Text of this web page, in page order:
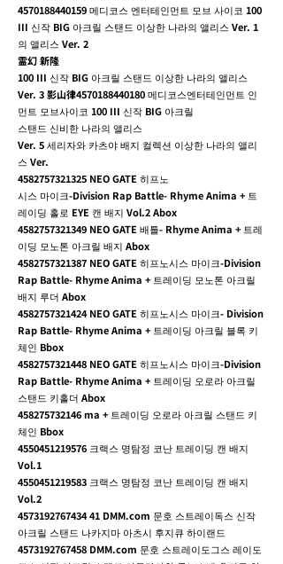
4570188440159메디코스 엔터테인먼트 모브 사이코 100
III 신작 BIG 아크릴 스탠드 이상한 나라의 앨리스 Ver. 1
의 앨리스 Ver. 2
霊幻 新隆
100 III 신작 BIG 아크릴 스탠드 이상한 나라의 앨리스
Ver. 3 影山律4570188440180 메디코스엔터테인먼트 인
먼트 모브사이코 100 III 신작 BIG 아크릴
스탠드 신비한 나라의 앨리스
Ver. 5 세리자와 카츠야 배지 컬렉션 이상한 나라의 앨리
스 Ver.
4582757321325 NEO GATE 히프노
시스 마이크-Division Rap Battle- Rhyme Anima + 트
레이딩 홀로 EYE 캔 배지 Vol.2 Abox
4582757321349 NEO GATE 배틀- Rhyme Anima + 트레
이딩 모노톤 아크릴 배지 Abox
4582757321387 NEO GATE 히프노시스 마이크-Division
Rap Battle- Rhyme Anima + 트레이딩 모노톤 아크릴
배지 루더 Abox
4582757321424NEO GATE 히프노시스 마이크- Division
Rap Battle- Rhyme Anima + 트레이딩 아크릴 블록 키
체인 Bbox
4582757321448 NEO GATE 히프노시스 마이크-Division
Rap Battle- Rhyme Anima + 트레이딩 오로라 아크릴
스탠드 키홀더 Abox
458275732146ma + 트레이딩 오로라 아크릴 스탠드 키
체인 Bbox
4550451219576 크랙스 명탐정 코난 트레이딩 캔 배지
Vol.1
4550451219583 크랙스 명탐정 코난 트레이딩 캔 배지
Vol.2
4573192767434 41 DMM.com 문호 스트레이독스 신작
아크릴 스탠드 나카지마 아츠시 후지큐 하이랜드
4573192767458 DMM.com 문호 스트레이도그스 레이도